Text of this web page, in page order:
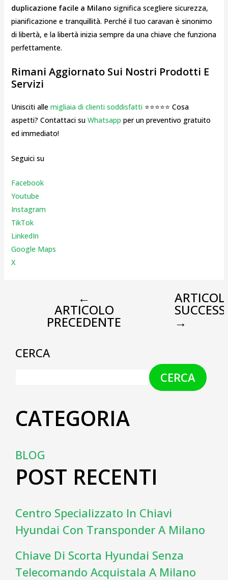
duplicazione facile a Milano significa scegliere sicurezza,
pianificazione e tranquillità. Perché il tuo caravan è sinonimo
di libertà, e la libertà inizia sempre da una chiave che funziona
perfettamente.
Rimani Aggiornato Sui Nostri Prodotti E
Servizi
Unisciti alle migliaia di clienti soddisfatti⭐⭐⭐⭐⭐ Cosa
aspetti? Contattaci su Whatsapp per un preventivo gratuito
ed immediato!
Seguici su
Facebook
Youtube
Instagram
TikTok
LinkedIn
Google Maps
X
←
ARTICOLO
PRECEDENTE →
CERCA
CERCA
CATEGORIA
BLOG
POST RECENTI
Centro Specializzato In Chiavi
Hyundai Con Transponder A Milano
Chiave Di Scorta Hyundai Senza
Telecomando Acquistala A Milano